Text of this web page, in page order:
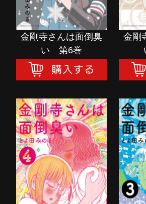
金剛寺さんは面倒臭
い 第6巻
金剛
金剛寺さんは面倒臭
い 第4巻
購入する
金剛